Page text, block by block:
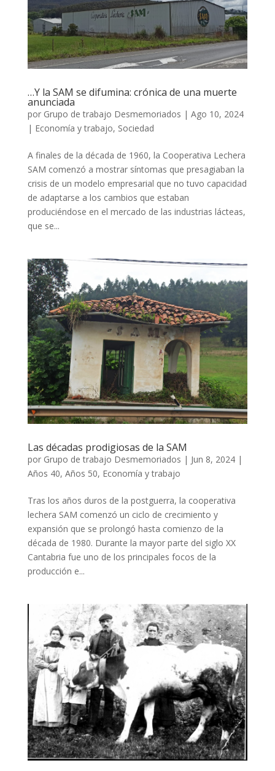
…Y la SAM se difumina: crónica de una muerte
anunciada
por Grupo de trabajo Desmemoriados | Ago 10, 2024
| Economía y trabajo, Sociedad
A finales de la década de 1960, la Cooperativa Lechera
SAM comenzó a mostrar síntomas que presagiaban la
crisis de un modelo empresarial que no tuvo capacidad
de adaptarse a los cambios que estaban
produciéndose en el mercado de las industrias lácteas,
que se...
Las décadas prodigiosas de la SAM
por Grupo de trabajo Desmemoriados | Jun 8, 2024|
Años 40, Años 50, Economía y trabajo
Tras los años duros de la postguerra, la cooperativa
lechera SAM comenzó un ciclo de crecimiento y
expansión que se prolongó hasta comienzo de la
década de 1980. Durante la mayor parte del siglo XX
Cantabria fue uno de los principales focos de la
producción e...